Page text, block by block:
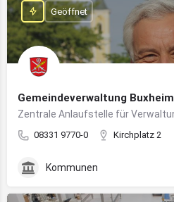
Gemeindeverwaltung Buxheim
08331 9770-0 Kirchplatz 2
Geöffnet
Kommunen